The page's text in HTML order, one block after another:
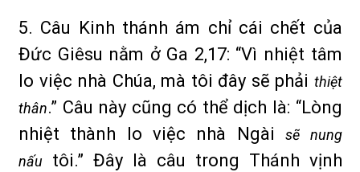
5. Câu Kinh thánh ám chỉ cái chết của
Đức Giêsu nằm ở Ga 2,17: “Vì nhiệt tâm
lo việc nhà Chúa, mà tôi đây sẽ phải thiệt
thân.” Câu này cũng có thể dịch là: “Lòng
nhiệt thành lo việc nhà Ngàisẽ nung
nấu
tôi.” Đây là câu trong Thánh vịnh